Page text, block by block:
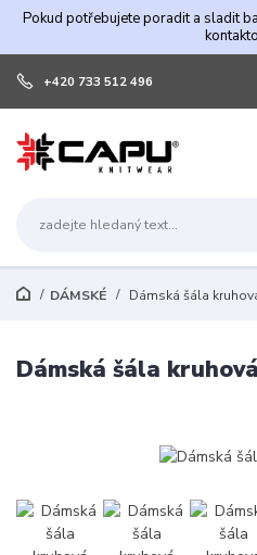
Pokud potřebujete poradit a sladit
+420 733 512 496
DÁMSKÉ Dámská šála
Dámská šála kruhová